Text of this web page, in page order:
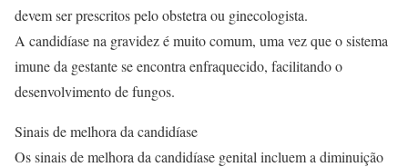
devem ser prescritos pelo obstetra ou ginecologista.
A candidíase na gravidez é muito comum, uma vez que o sistema
imune da gestante se encontra enfraquecido, facilitando o
desenvolvimento de fungos.
Sinais de melhora da candidíase
Os sinais de melhora da candidíase genital incluem a diminuição